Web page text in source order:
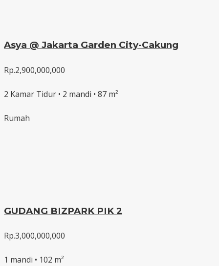
Asya @ Jakarta Garden City-Cakung
Rp.2,900,000,000
2 Kamar Tidur • 2 mandi • 87 m²
Rumah
GUDANG BIZPARK PIK 2
Rp.3,000,000,000
1 mandi • 102 m²